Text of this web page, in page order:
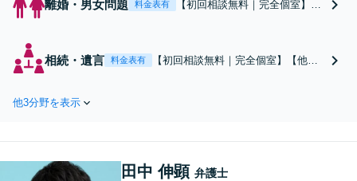
離婚・男女問題 料金表有
【初回相談無料｜完全個室】離
対立に発展しやすいため、ご自
相続・遺言 料金表有
【初回相談無料｜完全個室】【他士
終えられるように全力でサポートい
【WEB面談可】
他3分野を表示
田中 伸顕 弁護士